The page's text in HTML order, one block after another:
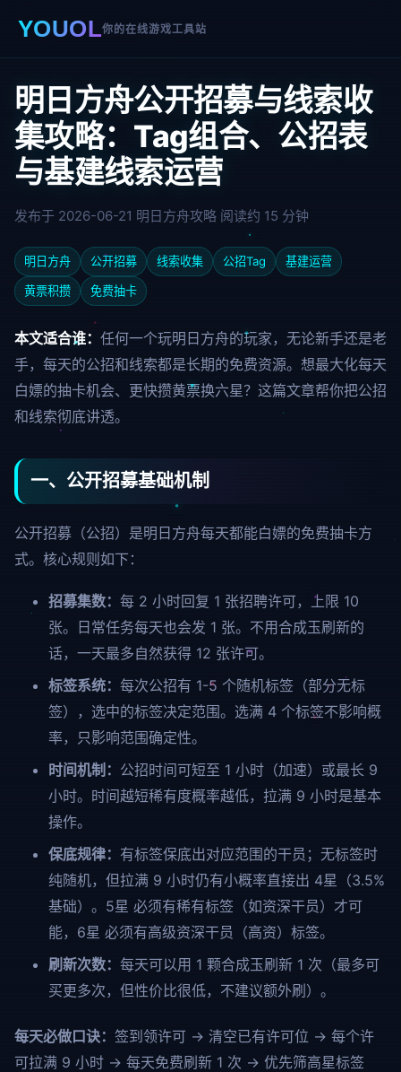
YOUOL你的在线游戏工具站
明日方舟公开招募与线索收
集攻略：Tag组合、公招表
与基建线索运营
发布于 2026-06-21 明日方舟攻略 阅读约 15 分钟
明日方舟 公开招募 线索收集 公招Tag 基建运营
黄票积攒 免费抽卡
本文适合谁： 任何一个玩明日方舟的玩家，无论新手还是老
手，每天的公招和线索都是长期的免费资源。想最大化每天
白嫖的抽卡机会、更快攒黄票换六星？这篇文章帮你把公招
和线索彻底讲透。
一、公开招募基础机制
公开招募（公招）是明日方舟每天都能白嫖的免费抽卡方
式。核心规则如下：
招募集数： 每 2 小时回复 1 张招聘许可，上限 10
张。日常任务每天也会发 1 张。不用合成玉刷新的
话，一天最多自然获得 12 张许可。
标签系统： 每次公招有 1-5 个随机标签（部分无标
签），选中的标签决定范围。选满 4 个标签不影响概
率，只影响范围确定性。
时间机制： 公招时间可短至 1 小时（加速）或最长 9
小时。时间越短稀有度概率越低， 拉满 9 小时是基本
操作。
保底规律： 有标签保底出对应范围的干员；无标签时
纯随机，但拉满 9 小时仍有小概率直接出 4星（3.5%
基础）。5星 必须有稀有标签（如资深干员）才可
能，6星 必须有高级资深干员（高资）标签。
刷新次数： 每天可以用 1 颗合成玉刷新 1 次（最多可
买更多次，但性价比很低，不建议额外刷）。
每天必做口诀： 签到领许可 → 清空已有许可位 → 每个许
可拉满 9 小时 → 每天免费刷新 1 次 → 优先筛高星标签